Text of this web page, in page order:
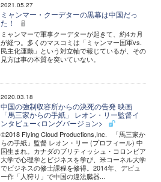
2021.05.27
ミャンマー・クーデターの黒幕は中国だっ
た！
ミャンマーで軍事クーデターが起きて、約4カ月
が経つ。多くのマスコミは「ミャンマー国軍vs.
民主化運動」という対立軸で報じているが、その
見方は事の本質を突いていない。
2020.03.18
中国の強制収容所からの決死の告発 映画
「馬三家からの手紙」 レオン・リー監督イ
ンタビュー<ロングバージョン>
©2018 Flying Cloud Productions,Inc. 「馬三家か
らの手紙」監督 レオン・リー (プロフィール) 中
国生まれ。カナダのブリティッシュ・コロンビア
大学で心理学とビジネスを学び、米コーネル大学
でビジネスの修士課程を修得。2014年、デビュ
ー作「人狩り」で中国の違法臓器...